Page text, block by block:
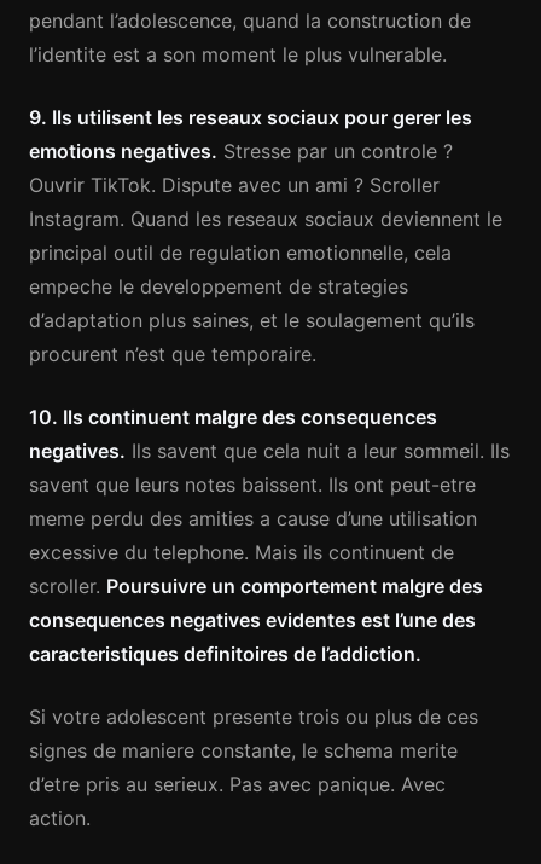
pendant l’adolescence, quand la construction de
l’identite est a son moment le plus vulnerable.
9. Ils utilisent les reseaux sociaux pour gerer les
emotions negatives. Stresse par un controle ?
Ouvrir TikTok. Dispute avec un ami ? Scroller
Instagram. Quand les reseaux sociaux deviennent le
principal outil de regulation emotionnelle, cela
empeche le developpement de strategies
d’adaptation plus saines, et le soulagement qu’ils
procurent n’est que temporaire.
10. Ils continuent malgre des consequences
negatives. Ils savent que cela nuit a leur sommeil. Ils
savent que leurs notes baissent. Ils ont peut-etre
meme perdu des amities a cause d’une utilisation
excessive du telephone. Mais ils continuent de
scroller. Poursuivre un comportement malgre des
consequences negatives evidentes est l’une des
caracteristiques definitoires de l’addiction.
Si votre adolescent presente trois ou plus de ces
signes de maniere constante, le schema merite
d’etre pris au serieux. Pas avec panique. Avec
action.